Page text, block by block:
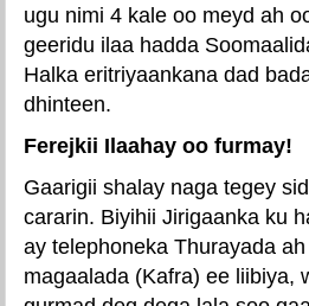
ugu nimi 4 kale oo meyd ah
geeridu ilaa hadda
Halka eritriyaankana dad
dhinteen.
Ferejkii Ilaahay oo furmay!
Gaarigii shalay naga tegey
cararin. Biyihii Jirigaanka ku
ay telephoneka Thurayada
magaalada (Kafra) ee liibiya,